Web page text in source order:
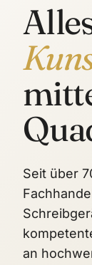
Seit über
an